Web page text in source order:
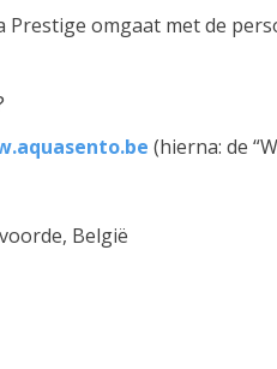
omgaat met de
(hierna: de
België